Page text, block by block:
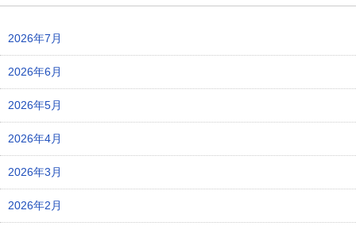
2026年7月
2026年6月
2026年5月
2026年4月
2026年3月
2026年2月